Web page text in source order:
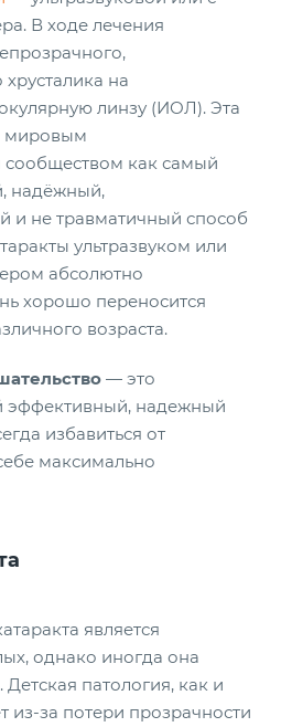
В ходе лечения
на
линзу (ИОЛ). Эта
мировым
как самый
надёжный,
и не травматичный способ
ультразвуком или
абсолютно
хорошо переносится
возраста.
— это
эффективный, надежный
избавиться от
максимально
является
однако иногда она
Детская патология, как и
из-за потери прозрачности